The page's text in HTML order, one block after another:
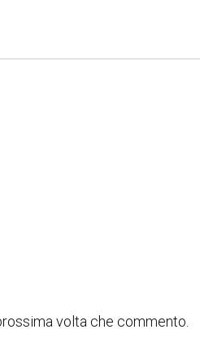
volta che commento.